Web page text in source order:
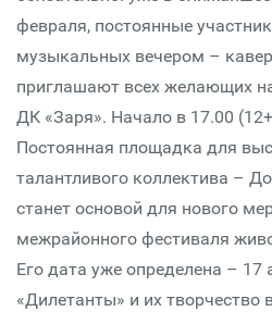
февраля, постоянные
музыкальных вечером –
приглашают всех желающих
ДК «Заря». Начало в 17.00
Постоянная площадка для
талантливого коллектива –
станет основой для нового
межрайонного фестиваля
Его дата уже определена – 17
«Дилетанты» и их творчество